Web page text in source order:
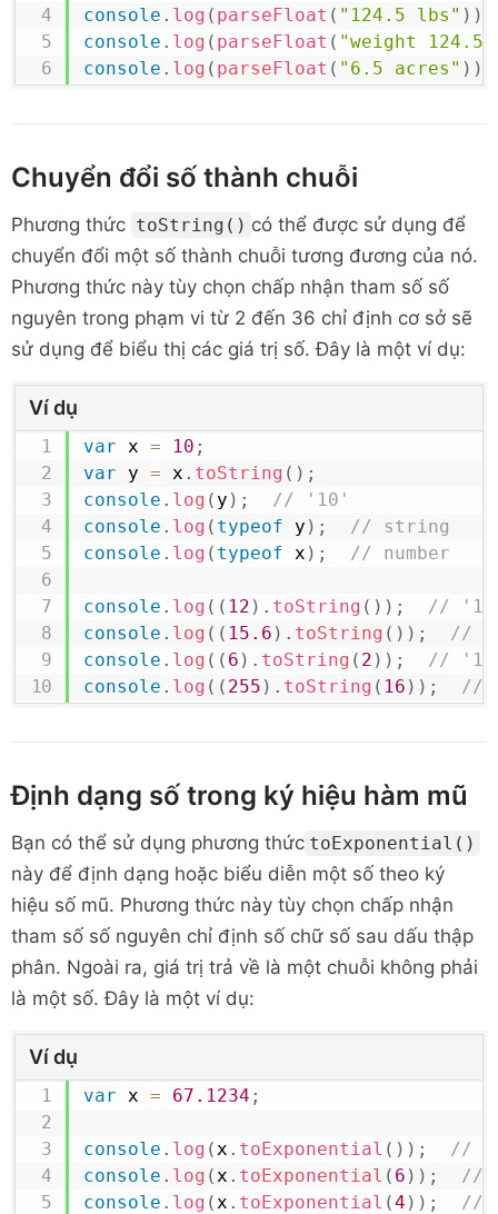
console . log ( parseFloat ( "124.5 lbs" ) )
console . log ( parseFloat ( "weight 124.5
console . log ( parseFloat ( "6.5 acres" ) )
Chuyển đổi số thành chuỗi
Phương thức toString() có thể được sử dụng để
chuyển đổi một số thành chuỗi tương đương của nó.
Phương thức này tùy chọn chấp nhận tham số số
nguyên trong phạm vi từ 2 đến 36 chỉ định cơ sở sẽ
sử dụng để biểu thị các giá trị số. Đây là một ví dụ:
Ví dụ
var x = 10 ;
var y = x . toString ( ) ;
console . log ( y ) ;
// '10'
console . log ( typeof y ) ;
// string
console . log ( typeof x ) ; // number
console . log ( ( 12 ) . toString ( ) ) ;
//
console . log ( ( 15.6 ) . toString ( ) ) ;
//
console . log ( ( 6 ) . toString ( 2 ) ) ;
//
console . log ( ( 255 ) . toString ( 16 ) ) ; //
Định dạng số trong ký hiệu hàm mũ
Bạn có thể sử dụng phương thức toExponential()
này để định dạng hoặc biểu diễn một số theo ký
hiệu số mũ. Phương thức này tùy chọn chấp nhận
tham số số nguyên chỉ định số chữ số sau dấu thập
phân. Ngoài ra, giá trị trả về là một chuỗi không phải
là một số. Đây là một ví dụ:
Ví dụ
var x = 67.1234 ;
console . log (x . toExponential ( ) ) ;
//
console . log (x . toExponential ( 6 ) ) ;
//
console . log (x . toExponential (4 ) ) ;
//